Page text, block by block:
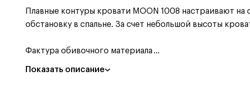
Плавные контуры кровати MOON 1008 настраивают
обстановку в спальне. За счет небольшой высоты
Фактура обивочного материала...
Показать описание